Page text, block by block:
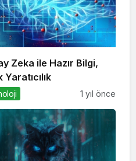
Zeka ile Hazır Bilgi,
Yaratıcılık
1 yıl önce